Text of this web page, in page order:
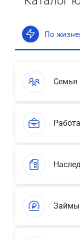
По
Семья
Работа
Займы